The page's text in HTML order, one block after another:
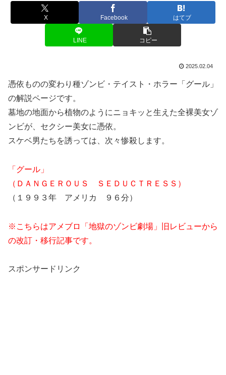
X Facebook はてブ
LINE コピー
2025.02.04
憑依ものの変わり種ゾンビ・テイスト・ホラー「グール」
の解説ページです。
墓地の地面から植物のようにニョキッと生えた全裸美女ゾ
ンビが、セクシー美女に憑依。
スケベ男たちを誘っては、次々惨殺します。
「グール」
（ＤＡＮＧＥＲＯＵＳ ＳＥＤＵＣＴＲＥＳＳ）
（１９９３年 アメリカ ９６分）
※こちらはアメブロ「地獄のゾンビ劇場」旧レビューから
の改訂・移行記事です。
スポンサードリンク